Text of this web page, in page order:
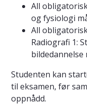
All
og fysiologi
All
Radiografi 1:
Studenten kan
til eksamen, før
oppnådd.